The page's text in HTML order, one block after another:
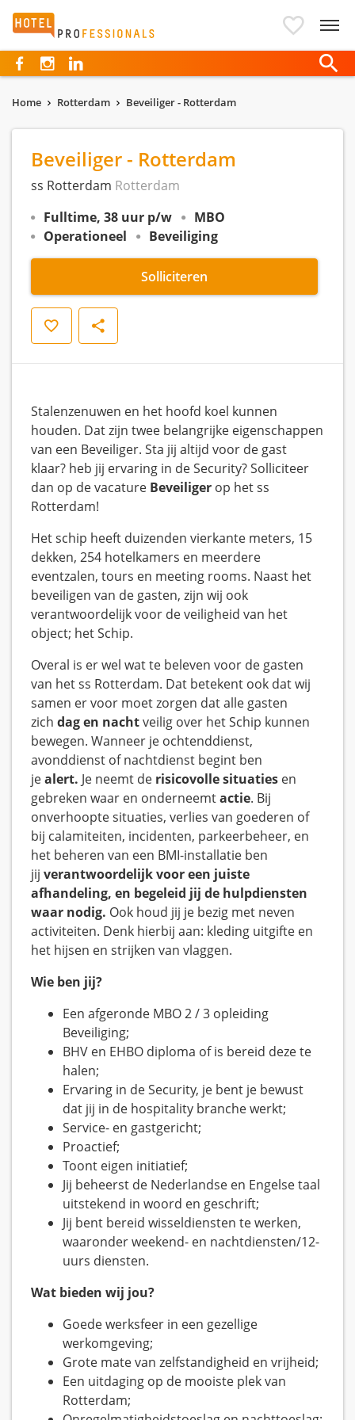
Hotelprofessionals
Home Rotterdam Beveiliger - Rotterdam
Beveiliger - Rotterdam
ss Rotterdam Rotterdam
Fulltime, 38 uur p/w
MBO
Operationeel
Beveiliging
Solliciteren
Opslaan Delen
Stalenzenuwen en het hoofd koel kunnen
houden. Dat zijn twee belangrijke eigenschappen
van een Beveiliger. Sta jij altijd voor de gast
klaar? heb jij ervaring in de Security? Solliciteer
dan op de vacature Beveiliger op het ss
Rotterdam!
Het schip heeft duizenden vierkante meters, 15
dekken, 254 hotelkamers en meerdere
eventzalen, tours en meeting rooms. Naast het
beveiligen van de gasten, zijn wij ook
verantwoordelijk voor de veiligheid van het
object; het Schip.
Overal is er wel wat te beleven voor de gasten
van het ss Rotterdam. Dat betekent ook dat wij
samen er voor moet zorgen dat alle gasten
zich dag en nachtveilig over het Schip kunnen
bewegen. Wanneer je ochtenddienst,
avonddienst of nachtdienst begint ben
jealert. Je neemt de risicovolle situaties en
gebreken waar en onderneemtactie. Bij
onverhoopte situaties, verlies van goederen of
bij calamiteiten, incidenten, parkeerbeheer, en
het beheren van een BMI-installatie ben
jij verantwoordelijk voor een juiste
afhandeling, en begeleid jij de hulpdiensten
waar nodig. Ook houd jij je bezig met neven
activiteiten. Denk hierbij aan: kleding uitgifte en
het hijsen en strijken van vlaggen.
Wie ben jij?
Een afgeronde MBO 2 / 3 opleiding
Beveiliging;
BHV en EHBO diploma of is bereid deze te
halen;
Ervaring in de Security, je bent je bewust
dat jij in de hospitality branche werkt;
Service- en gastgericht;
Proactief;
Toont eigen initiatief;
Jij beheerst de Nederlandse en Engelse taal
uitstekend in woord en geschrift;
Jij bent bereid wisseldiensten te werken,
waaronder weekend- en nachtdiensten/12-
uurs diensten.
Wat bieden wij jou?
Goede werksfeer in een gezellige
werkomgeving;
Grote mate van zelfstandigheid en vrijheid;
Een uitdaging op de mooiste plek van
Rotterdam;